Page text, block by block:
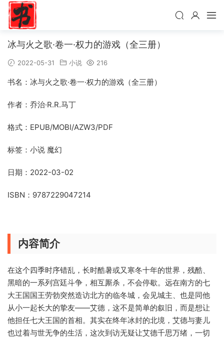
冰与火之歌·卷一·权力的游戏（全三册）
2022-05-31 小说 216
书名：冰与火之歌·卷一·权力的游戏（全三册）
作者：乔治·R.R.马丁
格式：EPUB/MOBI/AZW3/PDF
标签：小说 魔幻
日期：2022-03-02
ISBN：9787229047214
内容简介
在这个四季时序错乱，长时酷暑或又寒冬十年的世界，残酷、
黑暗的一系列宫廷斗争，相互厮杀，不会停歇。远在南方的七
大王国国王劳勃突然造访北方的临冬城，会见城主、也是同他
从小一起长大的挚友——艾德，这不是简单的叙旧，而是想让
他担任七大王国的首相。其实在终年冰封的北境，艾德与妻儿
也过着与世无争的生活，这次到访无疑让艾德千思万绪，一切